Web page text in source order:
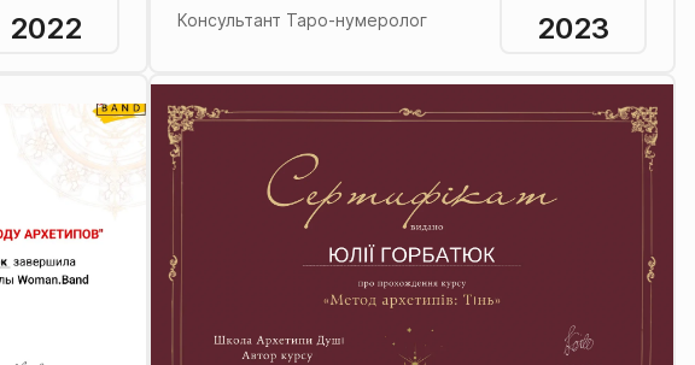
2022 Консультант Таро-нумеролог 2023